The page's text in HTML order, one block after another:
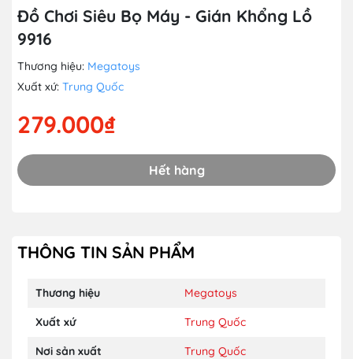
Đồ Chơi Siêu Bọ Máy - Gián Khổng Lồ
9916
Thương hiệu: Megatoys
Xuất xứ: Trung Quốc
279.000₫
Hết hàng
THÔNG TIN SẢN PHẨM
Thương hiệu Megatoys
Xuất xứ Trung Quốc
Nơi sản xuất Trung Quốc